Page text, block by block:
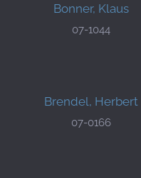
Bonner, Klaus
07-1044
Brendel, Herbert
07-0166